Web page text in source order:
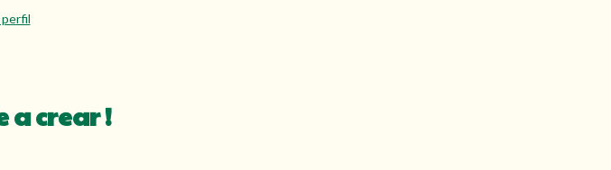
crear !